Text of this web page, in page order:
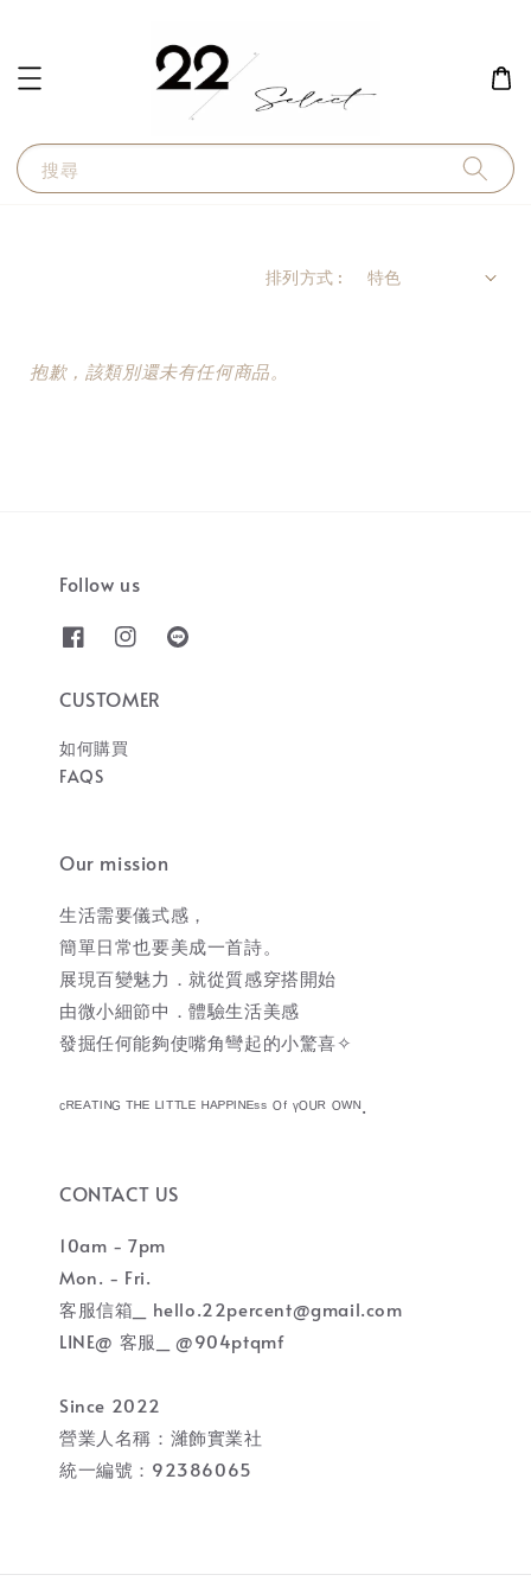
搜尋
排列方式 :
抱歉，該類別還未有任何商品。
Follow us
CUSTOMER
如何購買
FAQS
Our mission
生活需要儀式感，
簡單日常也要美成一首詩。
展現百變魅力．就從質感穿搭開始
由微小細節中．體驗生活美感
發掘任何能夠使嘴角彎起的小驚喜✧
ᶜᴿᴱᴬᵀᴵᴺᴳ ᵀᴴᴱ ᴸᴵᵀᵀᴸᴱ ᴴᴬᴾᴾᴵᴺᴱˢˢ ᴼᶠ ᵞᴼᵁᴿ ᴼᵂᴺ.
CONTACT US
10am - 7pm
Mon. - Fri.
客服信箱_ hello.22percent@gmail.com
LINE@ 客服_ @904ptqmf
Since 2022
營業人名稱：濰飾實業社
統一編號：92386065